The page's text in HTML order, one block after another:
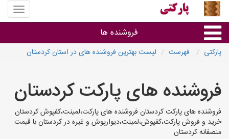
منوی
سایت
فروشنده ها
استان ها
پارکتی فهرست لیست بهترین فروشنده های در استان کردستان
فروشنده های پارکت کردستان
فروشنده های پارکت کردستان فروشنده های پارکت،لمینت،کفپوش کردستان
خرید و فروش پارکت،کفپوش،لمینت،دیوارپوش و غیره در کردستان با قیمت
منصفانه کردستان